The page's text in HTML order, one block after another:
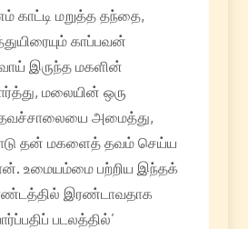
காட்டி மறுத்த தந்தை,
காப்பவன்
இருந்த மகளின்
மலையின் ஒரு
தவச்சாலையை அமைத்து,
தன் மகளைத் தவம் செய்ய
உமையம்மை பற்றிய இந்தக்
இரண்டாவதாக
படலத்தில்’